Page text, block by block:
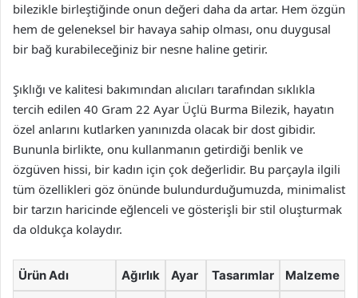
bilezikle birleştiğinde onun değeri daha da artar. Hem özgün
hem de geleneksel bir havaya sahip olması, onu duygusal
bir bağ kurabileceğiniz bir nesne haline getirir.
Şıklığı ve kalitesi bakımından alıcıları tarafından sıklıkla
tercih edilen 40 Gram 22 Ayar Üçlü Burma Bilezik, hayatın
özel anlarını kutlarken yanınızda olacak bir dost gibidir.
Bununla birlikte, onu kullanmanın getirdiği benlik ve
özgüven hissi, bir kadın için çok değerlidir. Bu parçayla ilgili
tüm özellikleri göz önünde bulundurduğumuzda, minimalist
bir tarzın haricinde eğlenceli ve gösterişli bir stil oluşturmak
da oldukça kolaydır.
Ürün Adı Ağırlık Ayar Tasarımlar Malzeme